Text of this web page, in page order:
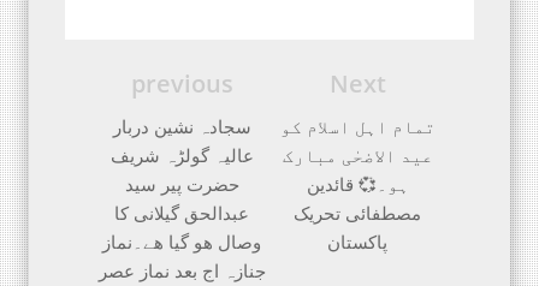
Next
تمام اہل اسلام کو
عید الاضحٰی مبارک
ہو۔💞 قائدین
مصطفائی تحریک
پاکستان
previous
سجادہ نشین دربار
عالیہ گولڑہ شریف
حضرت پیر سید
عبدالحق گیلانی کا
وصال هو گیا هے۔نماز
جنازہ اج بعد نماز عصر